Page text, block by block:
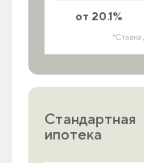
от 20.1%
*Ставка
Стандартная
ипотека